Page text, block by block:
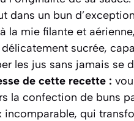
dans un bun
la mie filante et
sucrée,
les jus sans jamais se
de cette recette :
la confection de buns
incomparable, qui